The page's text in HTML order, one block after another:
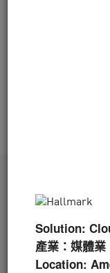
Solution:
產業：媒體業
Location: